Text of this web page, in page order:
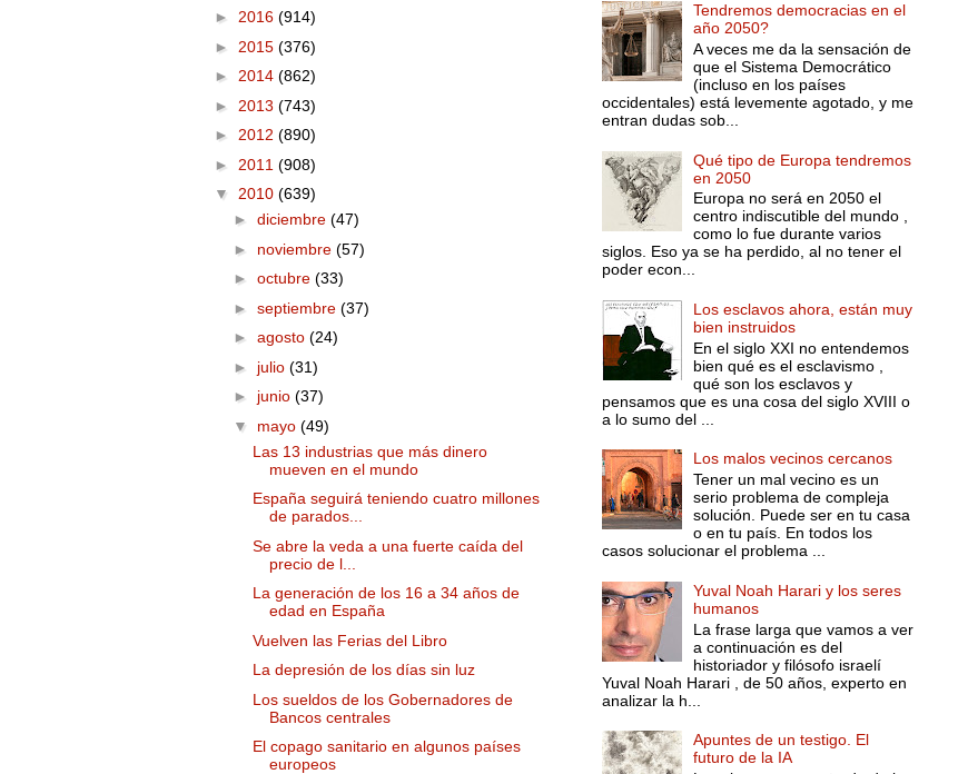
► 2016 (914)
► 2015 (376)
► 2014 (862)
► 2013 (743)
► 2012 (890)
► 2011 (908)
▼ 2010 (639)
► diciembre (47)
► noviembre (57)
► octubre (33)
► septiembre (37)
► agosto (24)
► julio (31)
► junio (37)
▼ mayo (49)
Las 13 industrias que más dinero
mueven en el mundo
España seguirá teniendo cuatro millones
de parados...
Se abre la veda a una fuerte caída del
precio de l...
La generación de los 16 a 34 años de
edad en España
Vuelven las Ferias del Libro
La depresión de los días sin luz
Los sueldos de los Gobernadores de
Bancos centrales
El copago sanitario en algunos países
europeos
Tendremos democracias en el
año 2050?
A veces me da la sensación de
que el Sistema Democrático
(incluso en los países
occidentales) está levemente agotado, y me
entran dudas sob...
Qué tipo de Europa tendremos
en 2050
Europa no será en 2050 el
centro indiscutible del mundo ,
como lo fue durante varios
siglos. Eso ya se ha perdido, al no tener el
poder econ...
Los esclavos ahora, están muy
bien instruidos
En el siglo XXI no entendemos
bien qué es el esclavismo ,
qué son los esclavos y
pensamos que es una cosa del siglo XVIII o
a lo sumo del ...
Los malos vecinos cercanos
Tener un mal vecino es un
serio problema de compleja
solución. Puede ser en tu casa
o en tu país. En todos los
casos solucionar el problema ...
Yuval Noah Harari y los seres
humanos
La frase larga que vamos a ver
a continuación es del
historiador y filósofo israelí
Yuval Noah Harari , de 50 años, experto en
analizar la h...
Apuntes de un testigo. El
futuro de la IA